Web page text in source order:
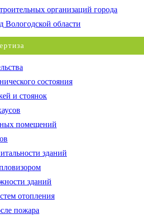
организаций города
Вологодской области
состояния
и стоянок
помещений
зданий
зданий
отопления
пожара